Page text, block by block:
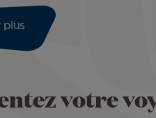
plus
votre